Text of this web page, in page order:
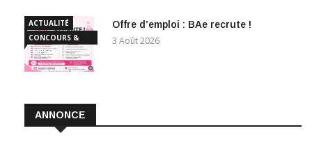
ACTUALITÉ
CONCOURS &
EMPLOI
Offre d’emploi : BAe recrute !
3 Août 2026
ANNONCE